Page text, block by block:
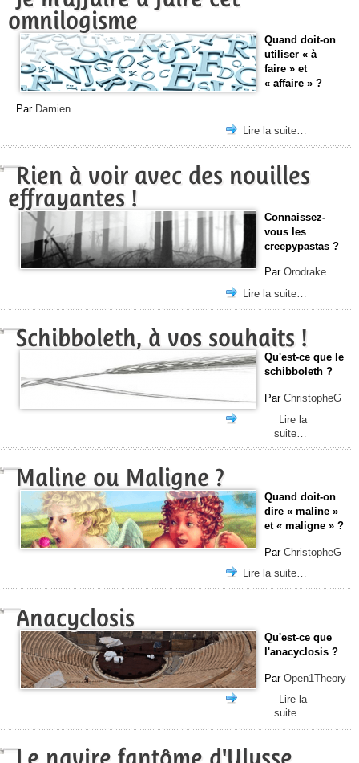
omnilogisme
Quand doit-on
utiliser « à
faire » et
« affaire » ?
Par Damien
Lire la suite…
Rien à voir avec des nouilles
effrayantes !
Connaissez-
vous les
creepypastas ?
Par Orodrake
Lire la suite…
Schibboleth, à vos souhaits !
Qu'est-ce que le
schibboleth ?
Par ChristopheG
Lire la
suite…
Maline ou Maligne ?
Quand doit-on
dire « maline »
et « maligne » ?
Par ChristopheG
Lire la suite…
Anacyclosis
Qu'est-ce que
l'anacyclosis ?
Par Open1Theory
Lire la
suite…
Le navire fantôme d'Ulysse